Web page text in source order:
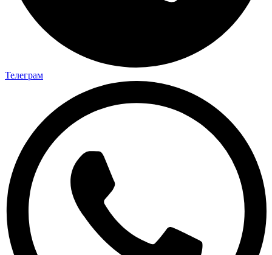
Телеграм